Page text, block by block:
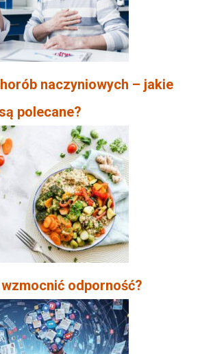
naczyniowych – jakie
polecane?
odporność?